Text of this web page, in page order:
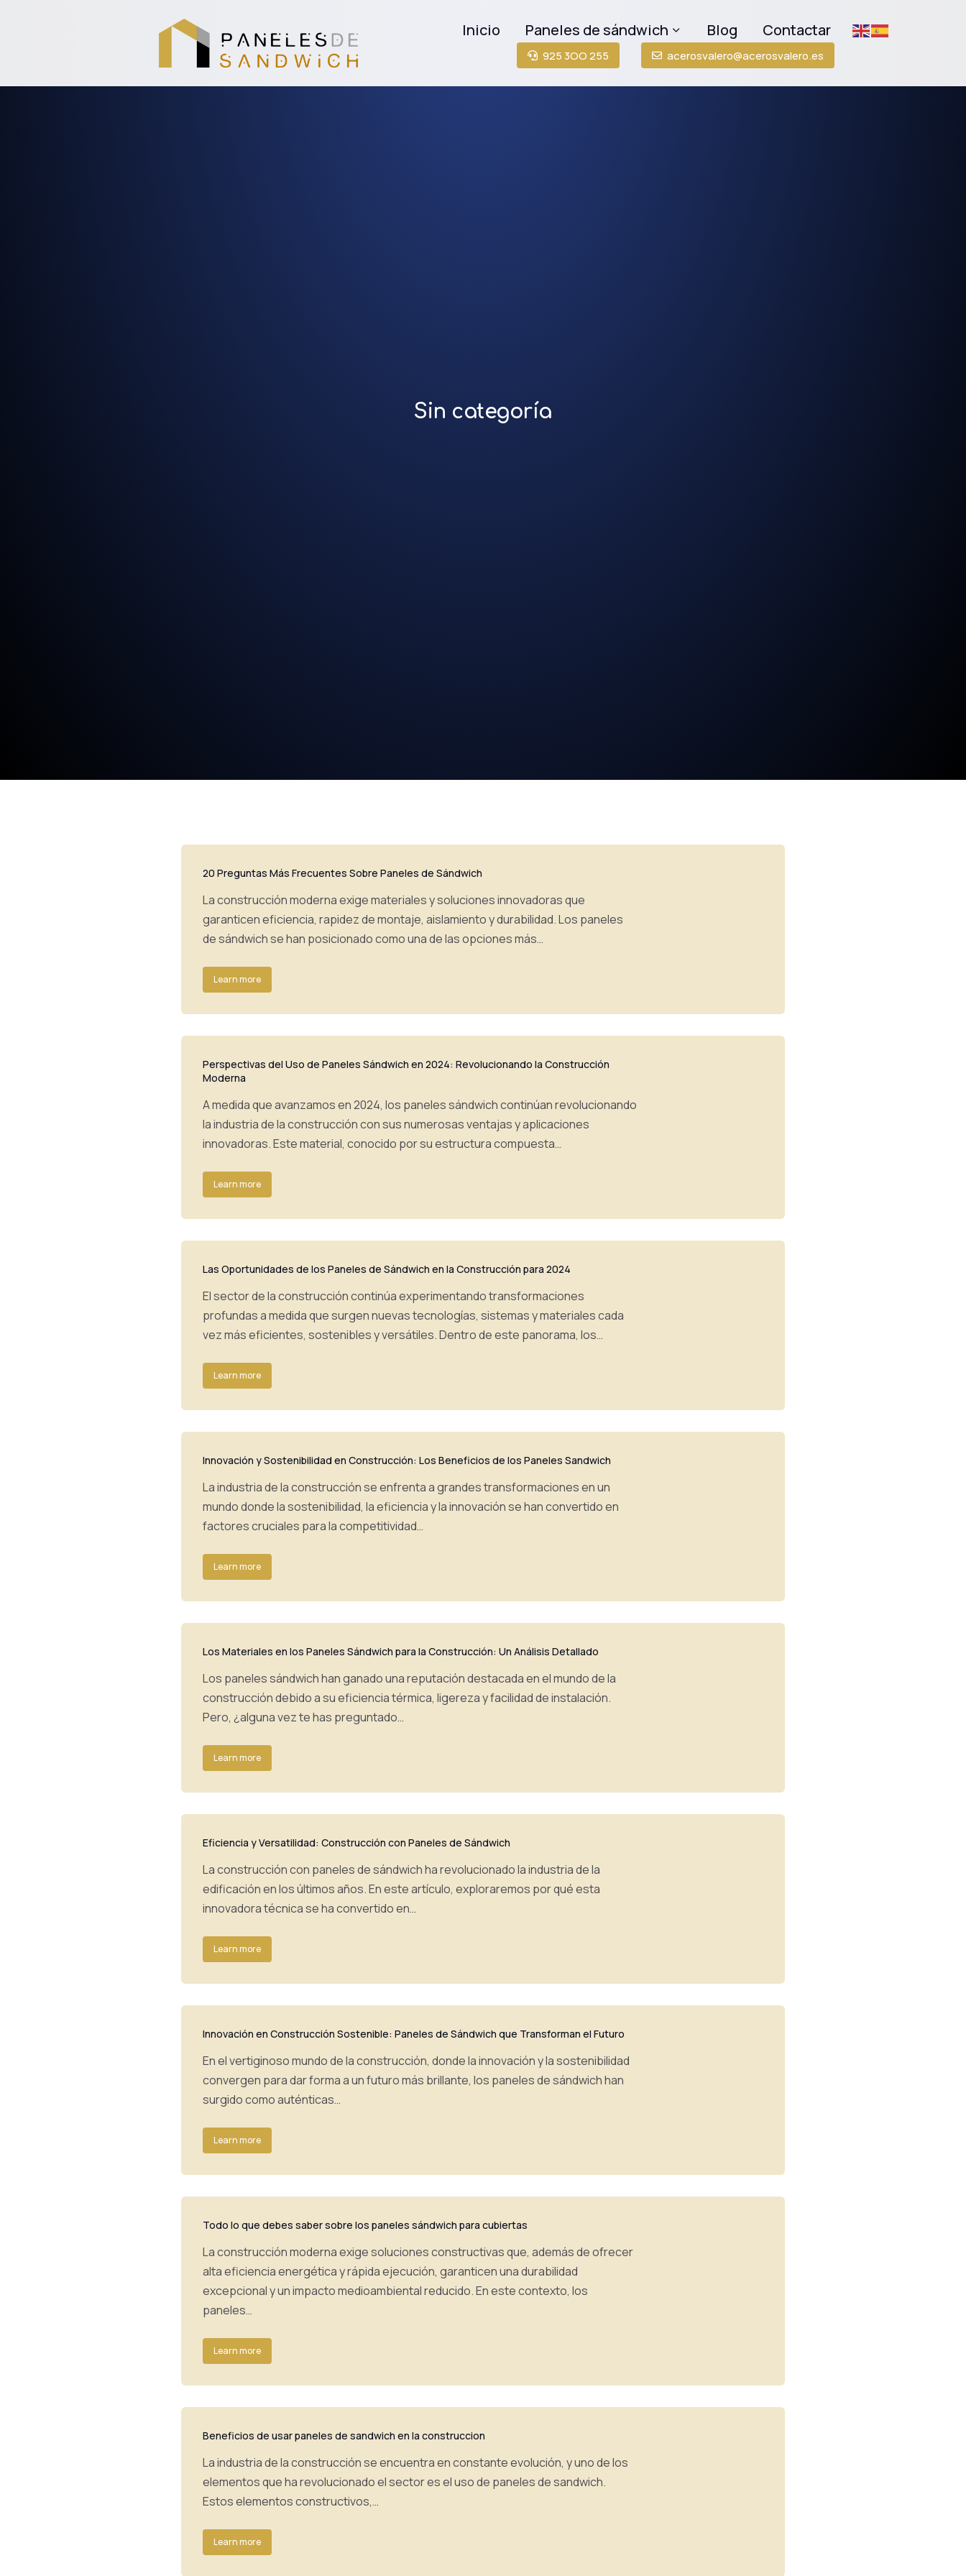
Inicio Paneles de sándwich Blog Contactar
925 3OO 255 acerosvalero@acerosvalero.es
Sin categoría
20 Preguntas Más Frecuentes Sobre Paneles de Sándwich
La construcción moderna exige materiales y soluciones innovadoras que
garanticen eficiencia, rapidez de montaje, aislamiento y durabilidad. Los paneles
de sándwich se han posicionado como una de las opciones más…
Learn more
Perspectivas del Uso de Paneles Sándwich en 2024: Revolucionando la Construcción
Moderna
A medida que avanzamos en 2024, los paneles sándwich continúan revolucionando
la industria de la construcción con sus numerosas ventajas y aplicaciones
innovadoras. Este material, conocido por su estructura compuesta…
Learn more
Las Oportunidades de los Paneles de Sándwich en la Construcción para 2024
El sector de la construcción continúa experimentando transformaciones
profundas a medida que surgen nuevas tecnologías, sistemas y materiales cada
vez más eficientes, sostenibles y versátiles. Dentro de este panorama, los…
Learn more
Innovación y Sostenibilidad en Construcción: Los Beneficios de los Paneles Sandwich
La industria de la construcción se enfrenta a grandes transformaciones en un
mundo donde la sostenibilidad, la eficiencia y la innovación se han convertido en
factores cruciales para la competitividad…
Learn more
Los Materiales en los Paneles Sándwich para la Construcción: Un Análisis Detallado
Los paneles sándwich han ganado una reputación destacada en el mundo de la
construcción debido a su eficiencia térmica, ligereza y facilidad de instalación.
Pero, ¿alguna vez te has preguntado…
Learn more
Eficiencia y Versatilidad: Construcción con Paneles de Sándwich
La construcción con paneles de sándwich ha revolucionado la industria de la
edificación en los últimos años. En este artículo, exploraremos por qué esta
innovadora técnica se ha convertido en…
Learn more
Innovación en Construcción Sostenible: Paneles de Sándwich que Transforman el Futuro
En el vertiginoso mundo de la construcción, donde la innovación y la sostenibilidad
convergen para dar forma a un futuro más brillante, los paneles de sándwich han
surgido como auténticas…
Learn more
Todo lo que debes saber sobre los paneles sándwich para cubiertas
La construcción moderna exige soluciones constructivas que, además de ofrecer
alta eficiencia energética y rápida ejecución, garanticen una durabilidad
excepcional y un impacto medioambiental reducido. En este contexto, los
paneles…
Learn more
Beneficios de usar paneles de sandwich en la construccion
La industria de la construcción se encuentra en constante evolución, y uno de los
elementos que ha revolucionado el sector es el uso de paneles de sandwich.
Estos elementos constructivos,…
Learn more